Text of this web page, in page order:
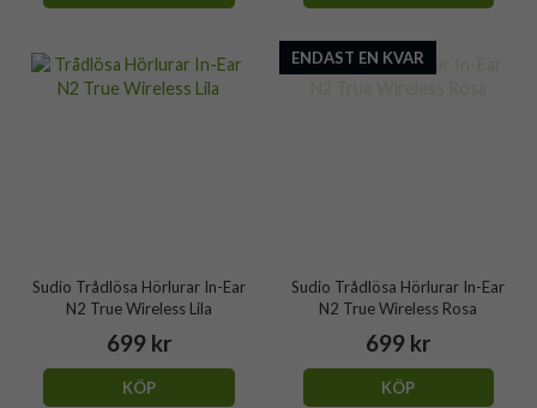
Sudio Trådlösa Hörlurar In-Ear
N2 True Wireless Lila
699 kr
KÖP
ENDAST EN KVAR
Sudio Trådlösa Hörlurar In-Ear
N2 True Wireless Rosa
699 kr
KÖP